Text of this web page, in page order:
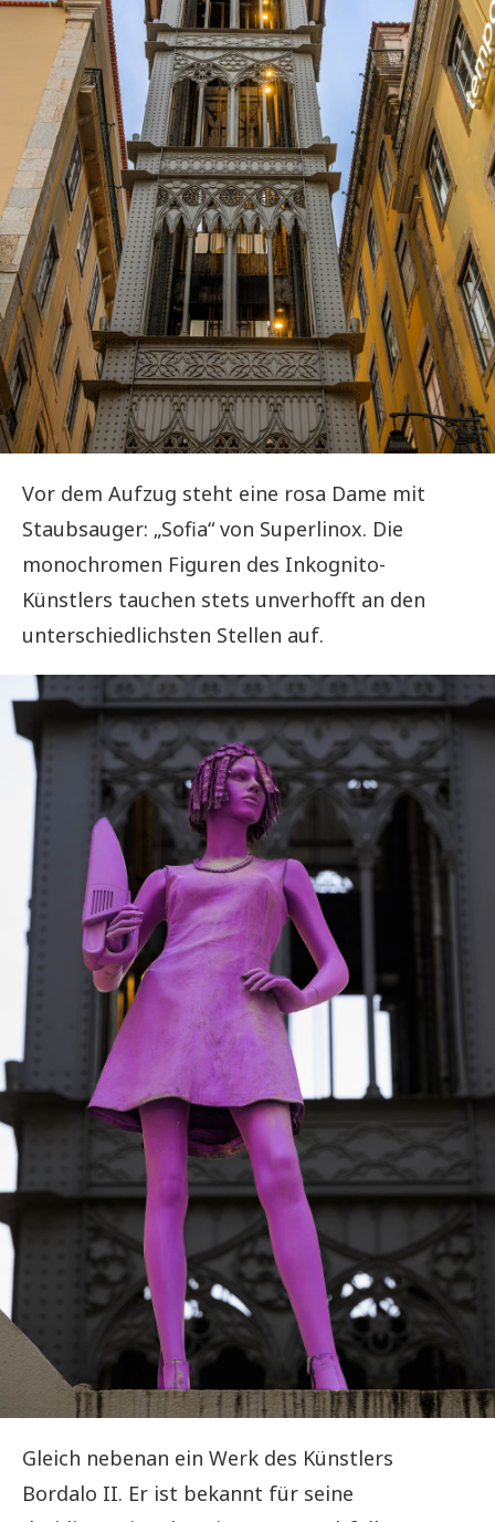
Vor dem Aufzug steht eine rosa Dame mit
Staubsauger: „Sofia“ von Superlinox. Die
monochromen Figuren des Inkognito-
Künstlers tauchen stets unverhofft an den
unterschiedlichsten Stellen auf.
Gleich nebenan ein Werk des Künstlers
Bordalo II. Er ist bekannt für seine